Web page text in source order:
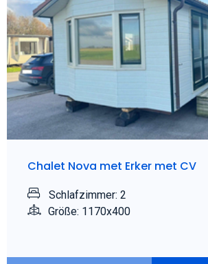
Chalet Nova met Erker met CV
Schlafzimmer: 2
Größe: 1170x400